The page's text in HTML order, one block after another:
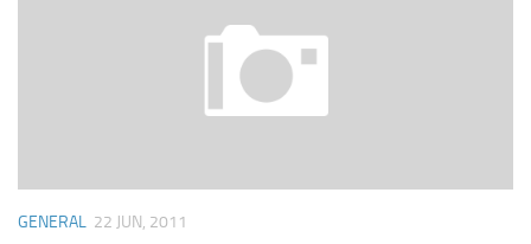
GENERAL 22 JUN, 2011